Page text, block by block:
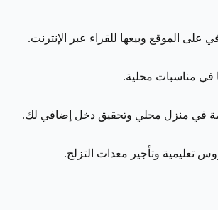
على الموقع وبيعها للقراء عبر الإنترنت.
في مناسبات محلية.
تعليمية وتأجير معدات التزلج.